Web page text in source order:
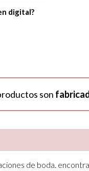
digital?
son
de boda.